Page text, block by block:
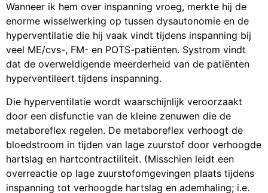
Wanneer ik hem over inspanning vroeg, merkte hij de
enorme wisselwerking op tussen dysautonomie en de
hyperventilatie die hij vaak vindt tijdens inspanning bij
veel ME/cvs-, FM- en POTS-patiënten. Systrom vindt
dat de overweldigende meerderheid van de patiënten
hyperventileert tijdens inspanning.
Die hyperventilatie wordt waarschijnlijk veroorzaakt
door een disfunctie van de kleine zenuwen die de
metaboreflex regelen. De metaboreflex verhoogt de
bloedstroom in tijden van lage zuurstof door verhoogde
hartslag en hartcontractiliteit. (Misschien leidt een
overreactie op lage zuurstofomgevingen plaats tijdens
inspanning tot verhoogde hartslag en ademhaling; i.e.